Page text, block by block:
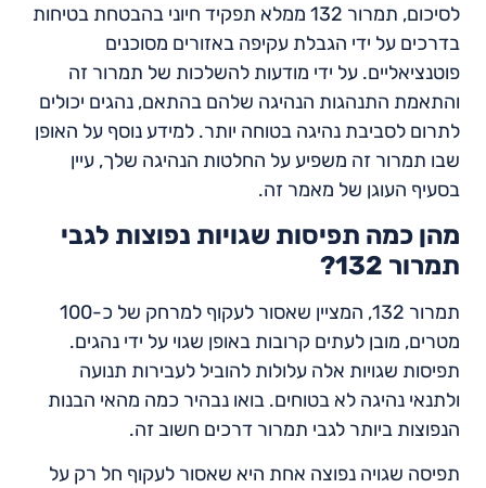
לסיכום, תמרור 132 ממלא תפקיד חיוני בהבטחת בטיחות
בדרכים על ידי הגבלת עקיפה באזורים מסוכנים
פוטנציאליים. על ידי מודעות להשלכות של תמרור זה
והתאמת התנהגות הנהיגה שלהם בהתאם, נהגים יכולים
לתרום לסביבת נהיגה בטוחה יותר. למידע נוסף על האופן
שבו תמרור זה משפיע על החלטות הנהיגה שלך, עיין
בסעיף העוגן של מאמר זה.
מהן כמה תפיסות שגויות נפוצות לגבי
תמרור 132?
תמרור 132, המציין שאסור לעקוף למרחק של כ-100
מטרים, מובן לעתים קרובות באופן שגוי על ידי נהגים.
תפיסות שגויות אלה עלולות להוביל לעבירות תנועה
ולתנאי נהיגה לא בטוחים. בואו נבהיר כמה מהאי הבנות
הנפוצות ביותר לגבי תמרור דרכים חשוב זה.
תפיסה שגויה נפוצה אחת היא שאסור לעקוף חל רק על